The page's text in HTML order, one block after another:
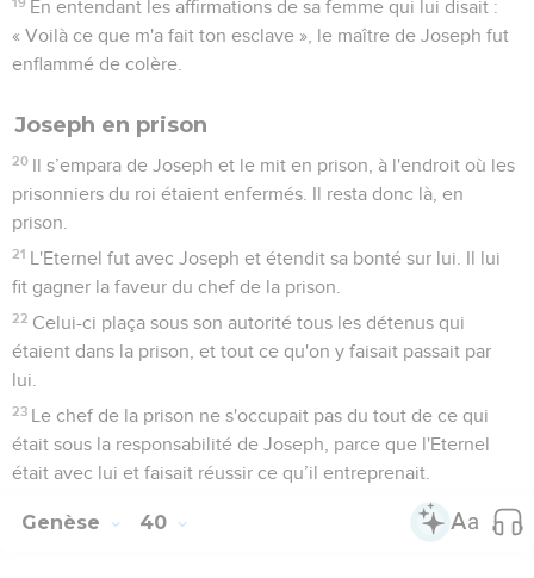
En entendant les affirmations de sa femme qui lui disait :
« Voilà ce que m'a fait ton esclave », le maître de Joseph fut
enflammé de colère.
Joseph en prison
20 Il s’empara de Joseph et le mit en prison, à l'endroit où les
prisonniers du roi étaient enfermés. Il resta donc là, en
prison.
21 L'Eternel fut avec Joseph et étendit sa bonté sur lui. Il lui
fit gagner la faveur du chef de la prison.
22 Celui-ci plaça sous son autorité tous les détenus qui
étaient dans la prison, et tout ce qu'on y faisait passait par
lui.
23 Le chef de la prison ne s'occupait pas du tout de ce qui
était sous la responsabilité de Joseph, parce que l'Eternel
était avec lui et faisait réussir ce qu’il entreprenait.
Genèse 40